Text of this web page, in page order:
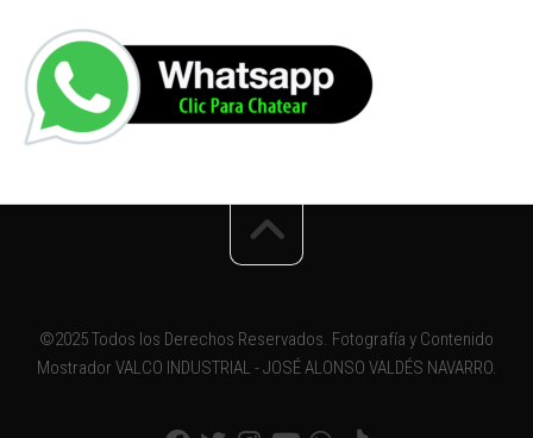
©2025 Todos los Derechos Reservados. Fotografía y Contenido
Mostrador VALCO INDUSTRIAL - JOSÉ ALONSO VALDÉS NAVARRO.